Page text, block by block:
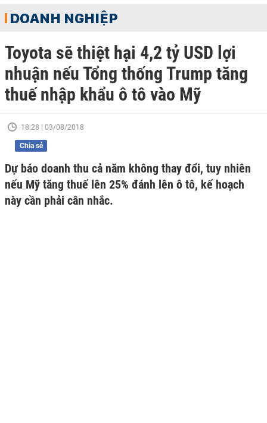
DOANH NGHIỆP
Toyota sẽ thiệt hại 4,2 tỷ USD lợi
nhuận nếu Tổng thống Trump tăng
thuế nhập khẩu ô tô vào Mỹ
18:28 | 03/08/2018
Chia sẻ
Dự báo doanh thu cả năm không thay đổi, tuy nhiên
nếu Mỹ tăng thuế lên 25% đánh lên ô tô, kế hoạch
này cần phải cân nhắc.